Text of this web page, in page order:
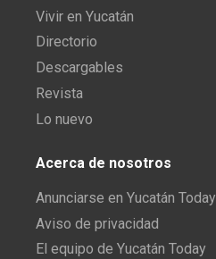
Vivir en Yucatán
Directorio
Descargables
Revista
Lo nuevo
Acerca de nosotros
Anunciarse en Yucatán Today
Aviso de privacidad
El equipo de Yucatán Today